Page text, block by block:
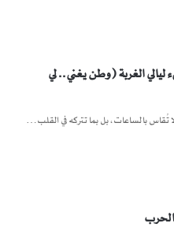
ليالي الغربة (وطن يغني.. لي
تُقاس بالساعات، بل بما تتركه في القلب…
الحرب